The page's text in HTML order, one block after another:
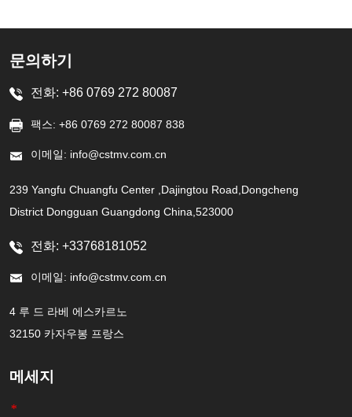
문의하기
전화: +86 0769 272 80087
팩스: +86 0769 272 80087 838
이메일: info@cstmv.com.cn
239 Yangfu Chuangfu Center ,Dajingtou Road,Dongcheng
District Dongguan Guangdong China,523000
전화: +33768181052
이메일: info@cstmv.com.cn
4 루 드 라베 에스카르노
32150 카자우봉 프랑스
메세지
*이름